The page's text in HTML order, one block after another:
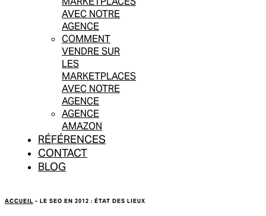
AVEC NOTRE
AGENCE
COMMENT
VENDRE SUR
LES
MARKETPLACES
AVEC NOTRE
AGENCE
AGENCE
AMAZON
RÉFÉRENCES
CONTACT
BLOG
ACCUEIL - LE SEO EN 2012 : ÉTAT DES LIEUX